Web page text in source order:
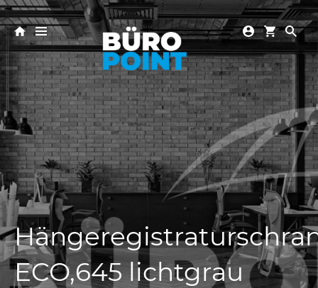
ECO,645 lichtgrau